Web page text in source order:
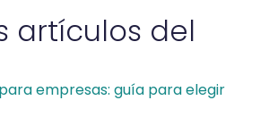
artículos del
empresas: guía para elegir